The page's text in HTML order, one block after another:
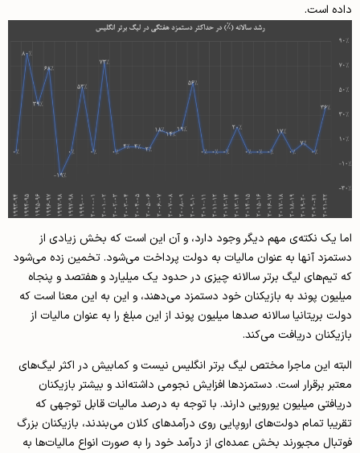
داده است.
اما یک نکته‌ی مهم دیگر وجود دارد، و آن این است که بخش زیادی از
دستمزد آنها به عنوان مالیات به دولت پرداخت می‌شود. تخمین زده می‌شود
که تیم‌های لیگ برتر سالانه چیزی در حدود یک میلیارد و هفتصد و پنجاه
میلیون پوند به بازیکنان خود دستمزد می‌دهند، و این به این معنا است که
دولت بریتانیا سالانه صدها میلیون پوند از این مبلغ را به عنوان مالیات از
بازیکنان دریافت می‌کند.
البته این ماجرا مختص لیگ برتر انگلیس نیست و کمابیش در اکثر لیگ‌های
معتبر برقرار است. دستمزدها افزایش نجومی داشته‌اند و بیشتر بازیکنان
دریافتی میلیون یورویی دارند. با توجه به درصد مالیات قابل توجهی که
تقریبا تمام دولت‌های اروپایی روی درآمدهای کلان می‌بندند، بازیکنان بزرگ
فوتبال مجبورند بخش عمده‌ای از درآمد خود را به صورت انواع مالیات‌ها به